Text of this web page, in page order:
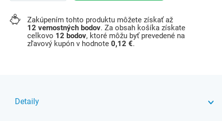
Zakúpením tohto produktu môžete získať až
12 vernostných bodov. Za obsah košíka získate
celkovo 12 bodov, ktoré môžu byť prevedené na
zľavový kupón v hodnote 0,12 €.
Detaily